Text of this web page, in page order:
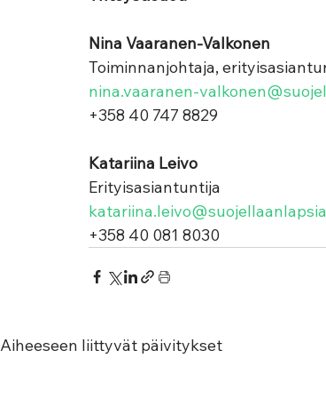
Nina Vaaranen-Valkonen
Toiminnanjohtaja,
nina.vaaranen-
+358 40 747 8829
Katariina Leivo
Erityisasiantuntija
+358 40 081 8030
Aiheeseen liittyvät päivitykset